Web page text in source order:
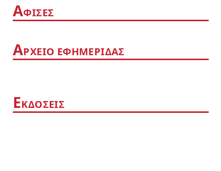
ΑΦΊΣΕΣ
ΑΡΧΕΊΟ ΕΦΗΜΕΡΊΔΑΣ
ΕΚΔΌΣΕΙΣ